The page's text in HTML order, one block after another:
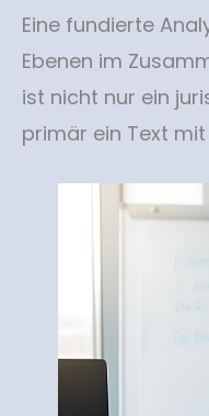
Eine fundierte
Ebenen im
ist nicht nur ein
primär ein Text mit